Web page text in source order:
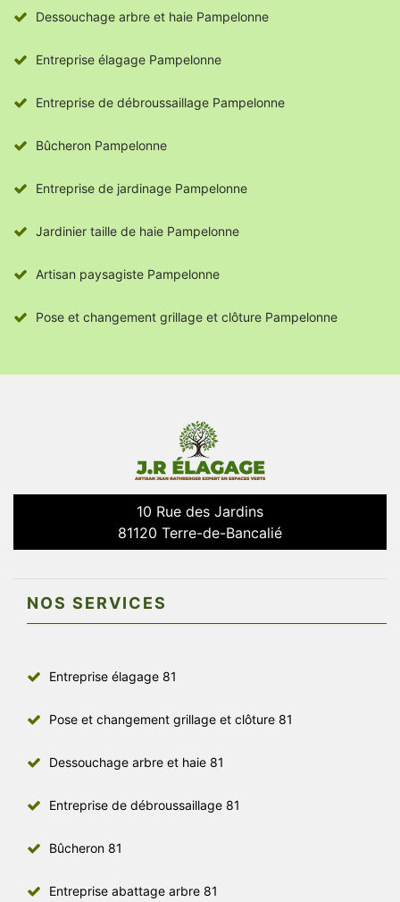
Dessouchage arbre et haie Pampelonne
Entreprise élagage Pampelonne
Entreprise de débroussaillage Pampelonne
Bûcheron Pampelonne
Entreprise de jardinage Pampelonne
Jardinier taille de haie Pampelonne
Artisan paysagiste Pampelonne
Pose et changement grillage et clôture Pampelonne
10 Rue des Jardins
81120 Terre-de-Bancalié
NOS SERVICES
Entreprise élagage 81
Pose et changement grillage et clôture 81
Dessouchage arbre et haie 81
Entreprise de débroussaillage 81
Bûcheron 81
Entreprise abattage arbre 81